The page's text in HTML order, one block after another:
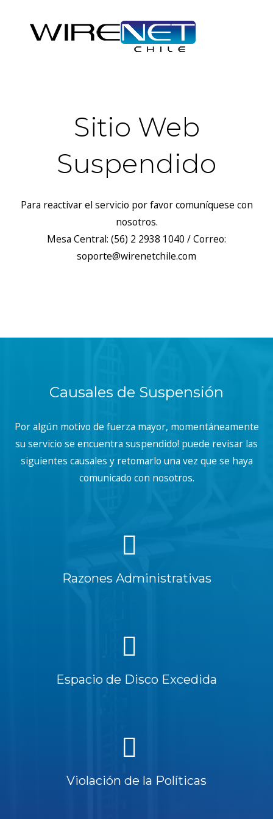
Sitio Web
Suspendido
Para reactivar el servicio por favor comuníquese con
nosotros.
Mesa Central: (56) 2 2938 1040 / Correo:
soporte@wirenetchile.com
Causales de Suspensión
Por algún motivo de fuerza mayor, momentáneamente
su servicio se encuentra suspendido! puede revisar las
siguientes causales y retomarlo una vez que se haya
comunicado con nosotros.
Razones Administrativas
Espacio de Disco Excedida
Violación de la Políticas